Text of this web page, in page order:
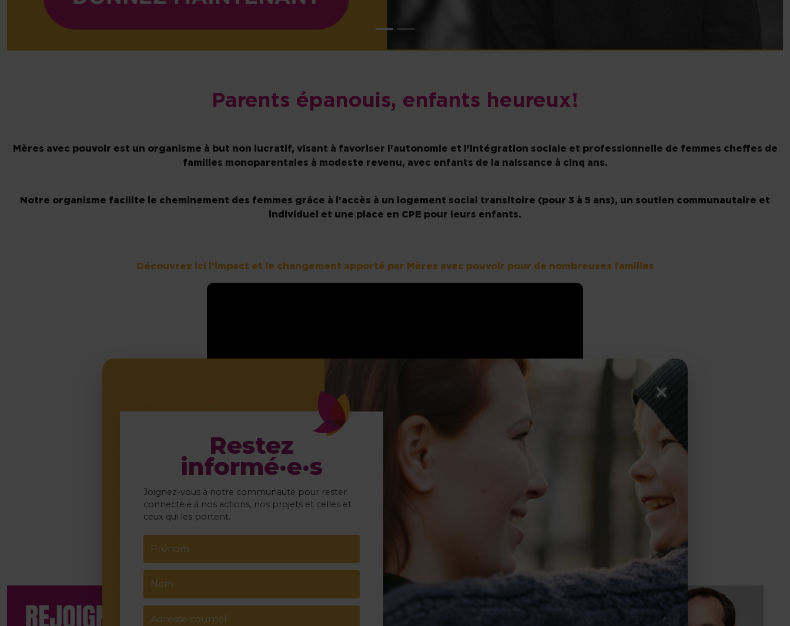
Parents épanouis, enfants heureux!
Mères avec pouvoir est un organisme à but non lucratif, visant à favoriser l'autonomie et l'intégration sociale et professionnelle de femmes cheffes de
familles monoparentales à modeste revenu, avec enfants de la naissance à cinq ans.
Notre organisme facilite le cheminement des femmes grâce à l’accès à un logement social transitoire (pour 3 à 5 ans), un soutien communautaire et
individuel et une place en CPE pour leurs enfants.
Découvrez ici l'impact et le changement apporté par Mères avec pouvoir pour de nombreuses familles
Publications
×
Restez
informé·e·s
Joignez-vous à notre communauté pour rester
connecté·e à nos actions, nos projets et celles et
ceux qui les portent.